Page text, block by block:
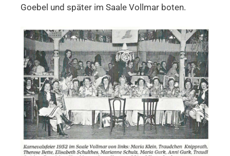
Goebel und später im Saale Vollmar boten.